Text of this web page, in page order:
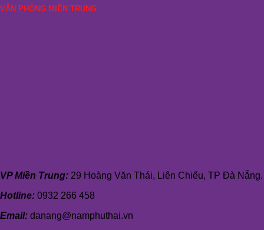
VĂN PHÒNG MIỀN TRUNG
VP Miền Trung: 29 Hoàng Văn Thái, Liên Chiểu, TP Đà Nẵng.
Hotline: 0932 266 458
Email: danang@namphuthai.vn